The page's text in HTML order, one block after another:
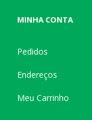
MINHA CONTA
Pedidos
Endereços
Meu Carrinho